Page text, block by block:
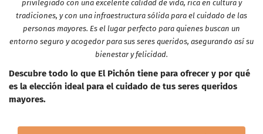
privilegiado con una excelente calidad de vida, rica en cultura y
tradiciones, y con una infraestructura sólida para el cuidado de las
personas mayores. Es el lugar perfecto para quienes buscan un
entorno seguro y acogedor para sus seres queridos, asegurando así su
bienestar y felicidad.
Descubre todo lo que El Pichón tiene para ofrecer y por qué
es la elección ideal para el cuidado de tus seres queridos
mayores.